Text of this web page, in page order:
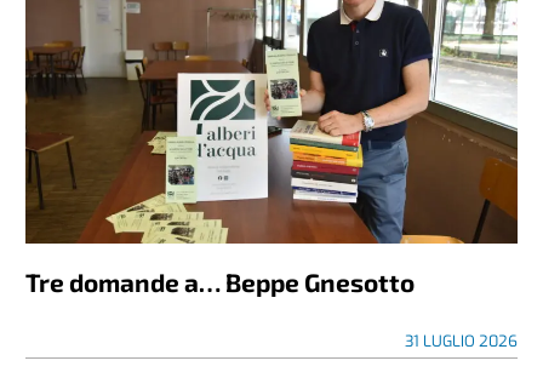
Tre domande a… Beppe Gnesotto
31 LUGLIO 2026